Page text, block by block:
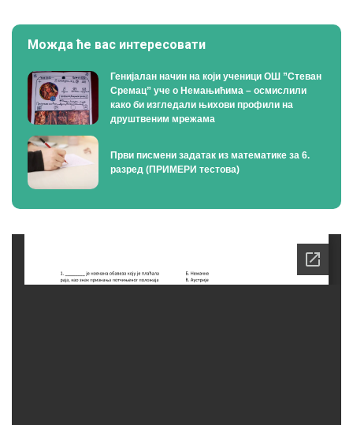
Можда ће вас интересовати
Генијалан начин на који ученици ОШ ”Стеван
Сремац” уче о Немањићима – осмислили
како би изгледали њихови профили на
друштвеним мрежама
Први писмени задатак из математике за 6.
разред (ПРИМЕРИ тестова)